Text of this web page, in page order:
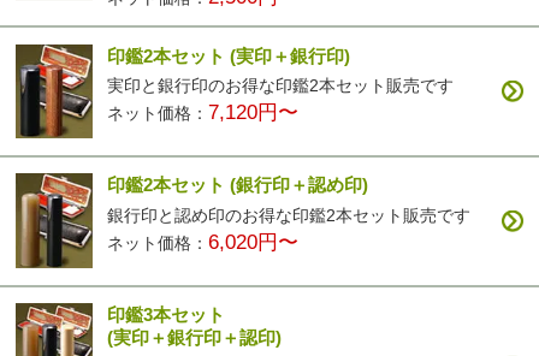
彩華(ベージュ)
3,400円〜
印鑑2本セット(実印＋銀行印)
実印と銀行印のお得な印鑑2本セット販売です
ネット価格： 7,120円〜
印鑑2本セット(銀行印＋認め印)
銀行印と認め印のお得な印鑑2本セット販売です
ネット価格：6,020円〜
印鑑3本セット
(実印＋銀行印＋認印)